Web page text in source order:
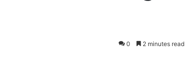
0 2 minutes read